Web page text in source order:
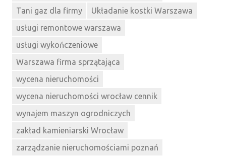
Tani gaz dla firmy
Układanie kostki Warszawa
usługi remontowe warszawa
usługi wykończeniowe
Warszawa firma sprzątająca
wycena nieruchomości
wycena nieruchomości wrocław cennik
wynajem maszyn ogrodniczych
zakład kamieniarski Wrocław
zarządzanie nieruchomościami poznań